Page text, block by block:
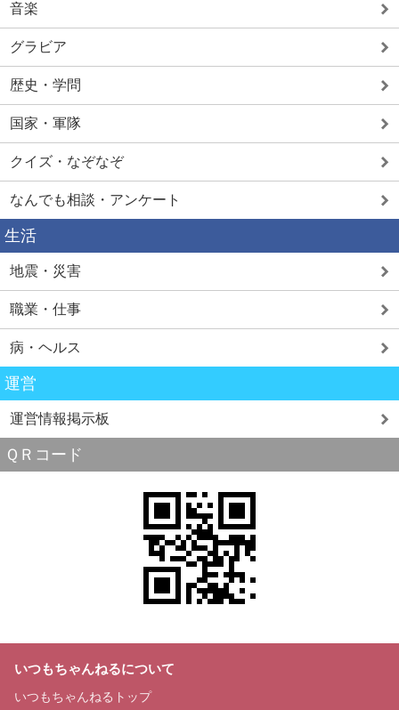
音楽
グラビア
歴史・学問
国家・軍隊
クイズ・なぞなぞ
なんでも相談・アンケート
生活
地震・災害
職業・仕事
病・ヘルス
運営
運営情報掲示板
ＱＲコード
いつもちゃんねるについて
いつもちゃんねるトップ